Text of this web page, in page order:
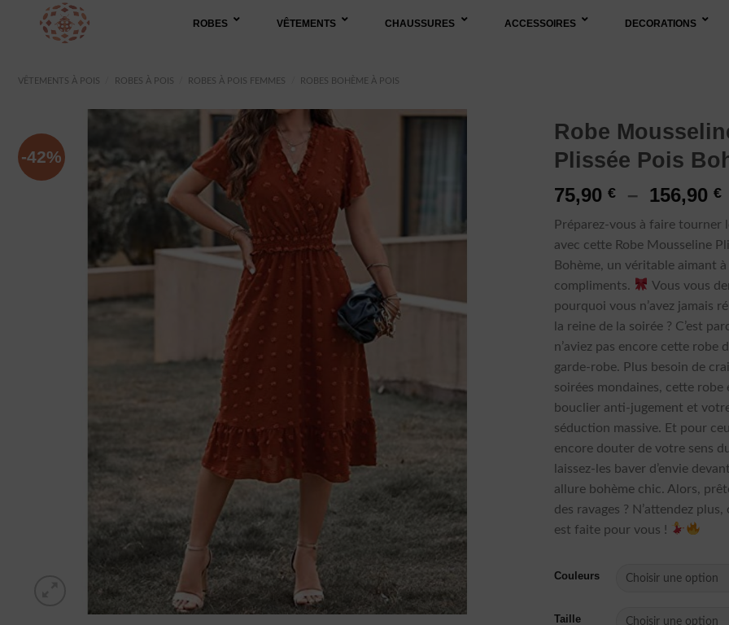
ROBES VÊTEMENTS CHAUSSURES ACCESSOIRES DECORATIONS
VÊTEMENTS À POIS ROBES À POIS ROBES À POIS FEMMES ROBES BOHÈME À POIS
-42%
Robe
Plissée Pois
75,90€ – 156,90€
à
Préparez-vous à faire tourner
avec cette Robe Mousseline
Bohème, un véritable aimant à
compliments.
Vous vous
pourquoi vous n’avez jamais
la reine de la soirée ? C’est
n’aviez pas encore cette robe
garde-robe. Plus besoin de
soirées mondaines, cette robe
bouclier anti-jugement et
séduction massive. Et pour
encore douter de votre sens
laissez-les baver d’envie
allure bohème chic. Alors,
des ravages ? N’attendez
est faite pour vous !
Couleurs
Taille